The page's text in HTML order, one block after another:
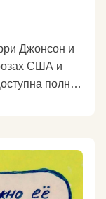
Джонсон и
США и
фракции
Народного